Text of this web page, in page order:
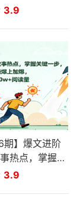
，写出吸金好
3.9
期】爆文进阶
热点，掌握关
爆上加爆，产
3.9